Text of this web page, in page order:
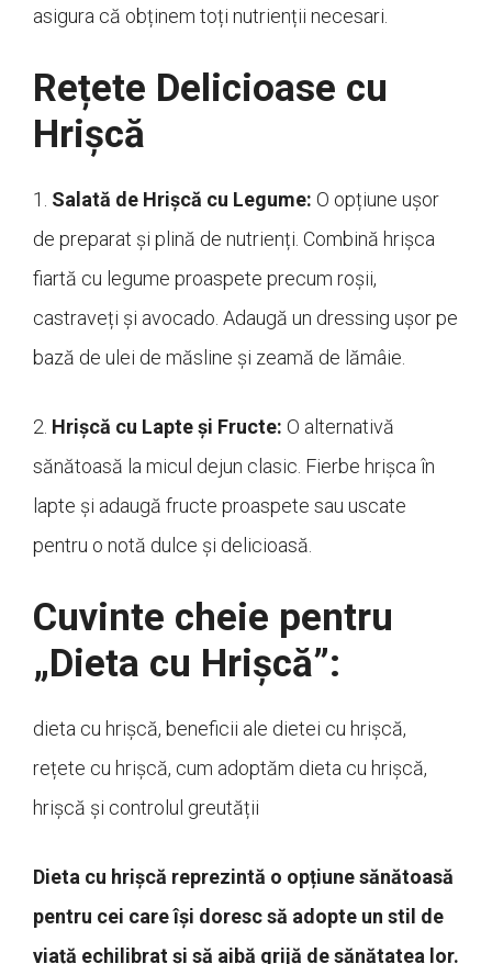
asigura că obținem toți nutrienții necesari.
Rețete Delicioase cu
Hrișcă
1. Salată de Hrișcă cu Legume: O opțiune ușor
de preparat și plină de nutrienți. Combină hrișca
fiartă cu legume proaspete precum roșii,
castraveți și avocado. Adaugă un dressing ușor pe
bază de ulei de măsline și zeamă de lămâie.
2. Hrișcă cu Lapte și Fructe: O alternativă
sănătoasă la micul dejun clasic. Fierbe hrișca în
lapte și adaugă fructe proaspete sau uscate
pentru o notă dulce și delicioasă.
Cuvinte cheie pentru
„Dieta cu Hrișcă”:
dieta cu hrișcă, beneficii ale dietei cu hrișcă,
rețete cu hrișcă, cum adoptăm dieta cu hrișcă,
hrișcă și controlul greutății
Dieta cu hrișcă reprezintă o opțiune sănătoasă
pentru cei care își doresc să adopte un stil de
viață echilibrat și să aibă grijă de sănătatea lor.